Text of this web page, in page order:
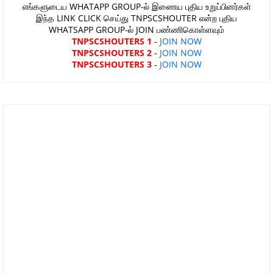
எங்களுடைய WHATAPP GROUP-ல் இணைய புதிய உறுப்பினர்கள்
இந்த LINK CLICK செய்து TNPSCSHOUTER என்ற புதிய
WHATSAPP GROUP-ல் JOIN பண்ணிகொள்ளவும்
TNPSCSHOUTERS 1 - JOIN NOW
TNPSCSHOUTERS 2- JOIN NOW
TNPSCSHOUTERS 3- JOIN NOW